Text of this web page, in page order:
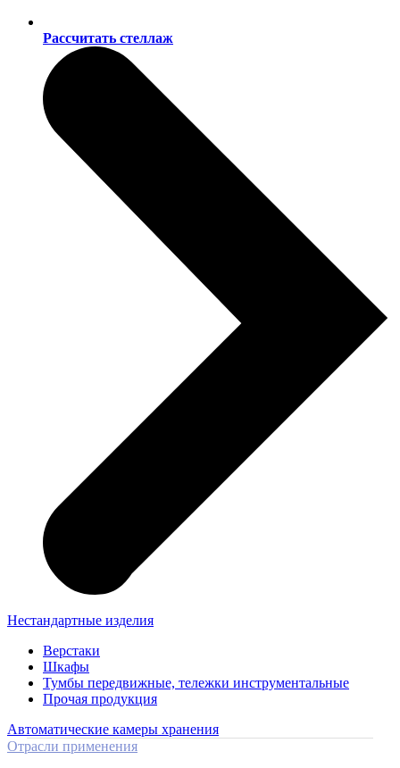
Рассчитать стеллаж
Нестандартные изделия
Верстаки
Шкафы
Тумбы передвижные, тележки инструментальные
Прочая продукция
Автоматические камеры хранения
Отрасли применения